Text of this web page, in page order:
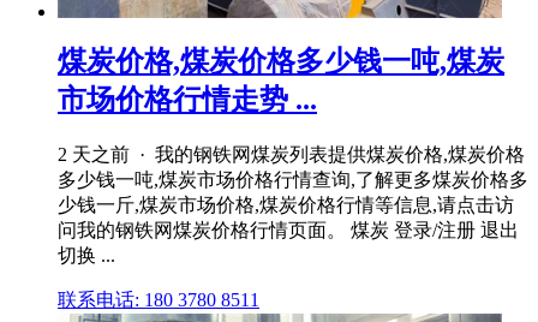
煤炭价格,煤炭价格多少钱一吨,煤炭
市场价格行情走势 ...
2 天之前 · 我的钢铁网煤炭列表提供煤炭价格,煤炭价格
多少钱一吨,煤炭市场价格行情查询,了解更多煤炭价格多
少钱一斤,煤炭市场价格,煤炭价格行情等信息,请点击访
问我的钢铁网煤炭价格行情页面。 煤炭 登录/注册 退出
切换 ...
联系电话: 180 3780 8511